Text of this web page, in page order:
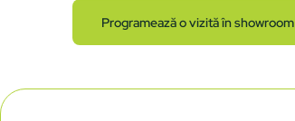
Programează o vizită în showroom